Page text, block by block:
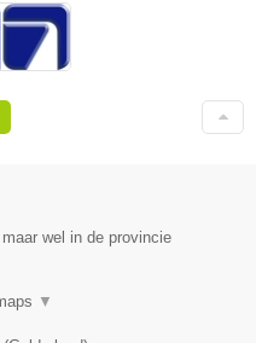
wel in de provincie
▼